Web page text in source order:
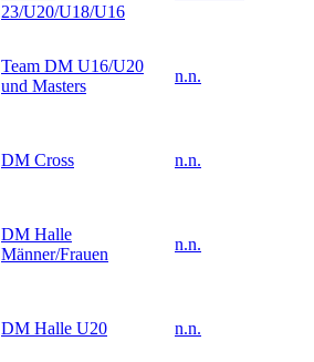
23/U20/U18/U16
Team DM U16/U20
und Masters
n.n.
DM Cross n.n.
DM Halle
Männer/Frauen
n.n.
DM Halle U20 n.n.